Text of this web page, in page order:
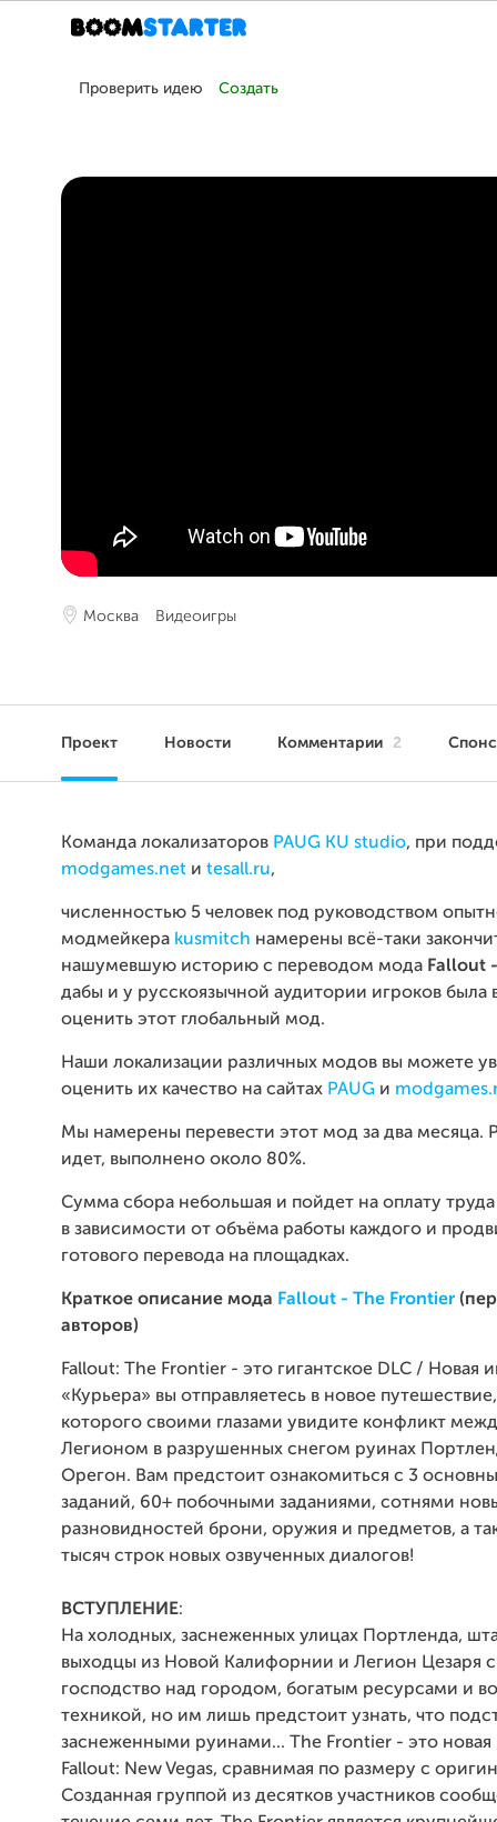
Проверить идею Создать
Москва Видеоигры
Проект Новости Комментарии 2
Команда локализаторов PAUG KU studio, при
modgames.net и tesall.ru,
численностью 5 человек под руководством
модмейкера kusmitch намерены всё-таки
нашумевшую историю с переводом мода Fallout
дабы и у русскоязычной аудитории игроков была
оценить этот глобальный мод.
Наши локализации различных модов вы можете
оценить их качество на сайтах PAUG и
Мы намерены перевести этот мод за два месяца.
идет, выполнено около 80%.
Сумма сбора небольшая и пойдет на оплату
в зависимости от объёма работы каждого и
готового перевода на площадках.
Краткое описание мода Fallout - The Frontier
авторов)
Fallout: The Frontier - это гигантское DLC / Новая
«Курьера» вы отправляетесь в новое
которого своими глазами увидите конфликт
Легионом в разрушенных снегом руинах
Орегон. Вам предстоит ознакомиться с 3
заданий, 60+ побочными заданиями, сотнями
разновидностей брони, оружия и предметов, а
тысяч строк новых озвученных диалогов!
ВСТУПЛЕНИЕ:
На холодных, заснеженных улицах Портленда,
выходцы из Новой Калифорнии и Легион Цезаря
господство над городом, богатым ресурсами и
техникой, но им лишь предстоит узнать, что
заснеженными руинами... The Frontier - это
Fallout: New Vegas, сравнимая по размеру с
Созданная группой из десятков участников